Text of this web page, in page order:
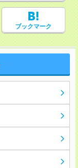
ブックマーク